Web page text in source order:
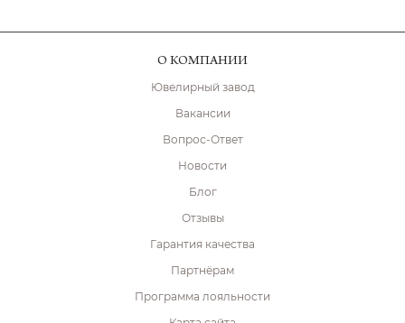
О КОМПАНИИ
Ювелирный завод
Вакансии
Вопрос-Ответ
Новости
Блог
Отзывы
Гарантия качества
Партнёрам
Программа лояльности